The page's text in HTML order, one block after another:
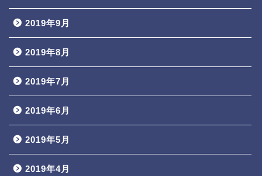
2019年9月
2019年8月
2019年7月
2019年6月
2019年5月
2019年4月